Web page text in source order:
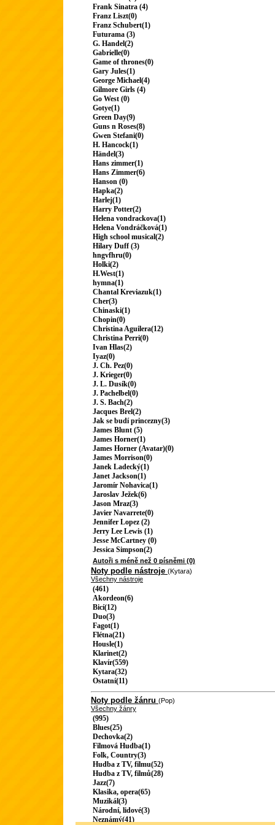
Frank Sinatra (4)
Franz Liszt(0)
Franz Schubert(1)
Futurama (3)
G. Handel(2)
Gabrielle(0)
Game of thrones(0)
Gary Jules(1)
George Michael(4)
Gilmore Girls (4)
Go West (0)
Gotye(1)
Green Day(9)
Guns n Roses(8)
Gwen Stefani(0)
H. Hancock(1)
Händel(3)
Hans zimmer(1)
Hans Zimmer(6)
Hanson (0)
Hapka(2)
Harlej(1)
Harry Potter(2)
Helena vondrackova(1)
Helena Vondráčková(1)
High school musical(2)
Hilary Duff (3)
hngvfhru(0)
Holki(2)
H.West(1)
hymna(1)
Chantal Kreviazuk(1)
Cher(3)
Chinaski(1)
Chopin(0)
Christina Aguilera(12)
Christina Perri(0)
Ivan Hlas(2)
Iyaz(0)
J. Ch. Pez(0)
J. Krieger(0)
J. L. Dusík(0)
J. Pachelbel(0)
J. S. Bach(2)
Jacques Brel(2)
Jak se budí princezny(3)
James Blunt (5)
James Horner(1)
James Horner (Avatar)(0)
James Morrison(0)
Janek Ladecký(1)
Janet Jackson(1)
Jaromír Nohavica(1)
Jaroslav Ježek(6)
Jason Mraz(3)
Javier Navarrete(0)
Jennifer Lopez (2)
Jerry Lee Lewis (1)
Jesse McCartney (0)
Jessica Simpson(2)
Autoři s méně než 0 písněmi (0)
Noty podle nástroje (Kytara)
Všechny nástroje
(461)
Akordeon(6)
Bicí(12)
Duo(3)
Fagot(1)
Flétna(21)
Housle(1)
Klarinet(2)
Klavír(559)
Kytara(32)
Ostatní(11)
Noty podle žánru (Pop)
Všechny žánry
(995)
Blues(25)
Dechovka(2)
Filmová Hudba(1)
Folk, Country(3)
Hudba z TV, filmu(52)
Hudba z TV, filmů(28)
Jazz(7)
Klasika, opera(65)
Muzikál(3)
Národní, lidové(3)
Neznámý(41)